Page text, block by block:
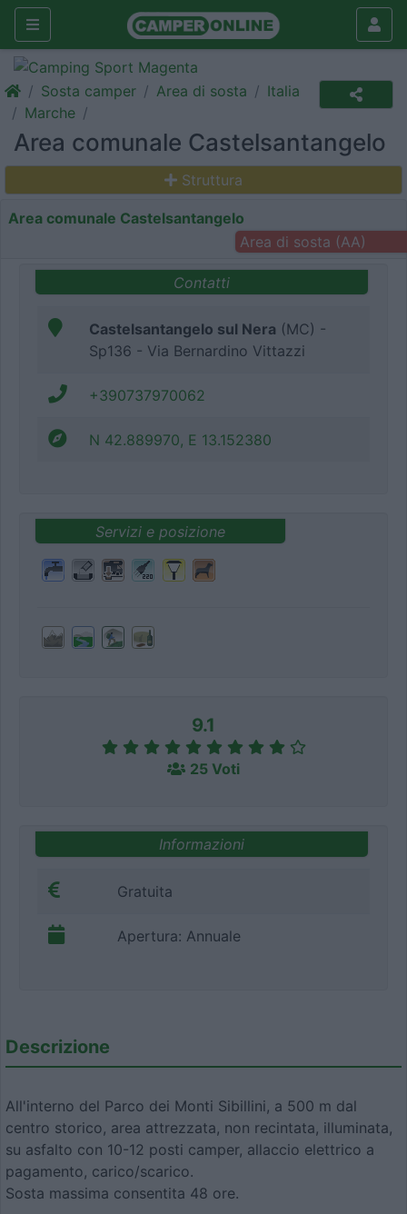
Sosta camper Area di sosta
Italia
Marche
Area comunale Castelsantangelo
Struttura
Area comunale Castelsantangelo
Area di sosta (AA)
Contatti
Castelsantangelo sul Nera (MC) -
Sp136 - Via Bernardino Vittazzi
+390737970062
N 42.889970, E 13.152380
Servizi e posizione
9.1
25 Voti
Informazioni
Gratuita
Apertura: Annuale
Descrizione
All'interno del Parco dei Monti Sibillini, a 500 m dal
centro storico, area attrezzata, non recintata, illuminata,
su asfalto con 10-12 posti camper, allaccio elettrico a
pagamento, carico/scarico.
Sosta massima consentita 48 ore.